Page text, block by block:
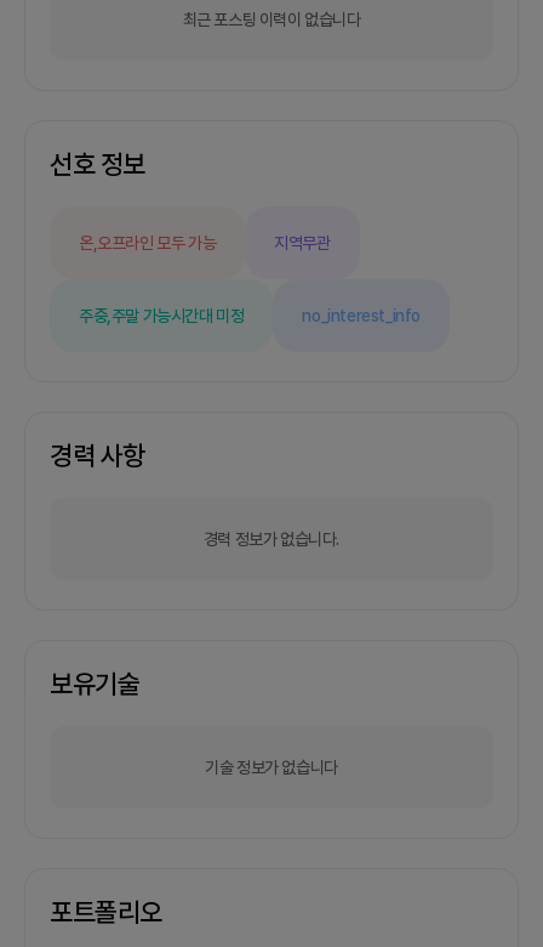
최근 포스팅 이력이 없습니다
선호 정보
온,오프라인 모두 가능 지역무관
주중,주말 가능시간대 미정 no_interest_info
경력 사항
경력 정보가 없습니다.
보유기술
기술 정보가 없습니다
포트폴리오